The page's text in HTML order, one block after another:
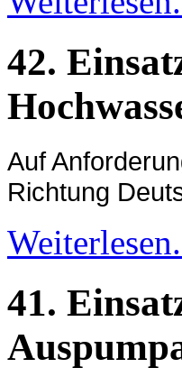
42.
Auf
Richtung
41.